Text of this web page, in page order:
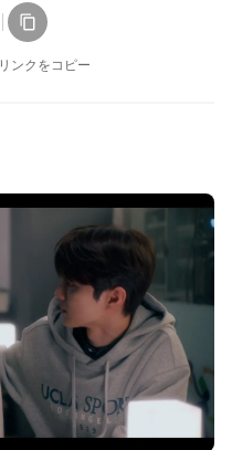
リンクをコピー